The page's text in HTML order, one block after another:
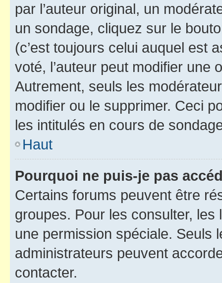
par l’auteur original, un
un sondage, cliquez sur le
(c’est toujours celui auquel est
voté, l’auteur peut modifier une
Autrement, seuls les
modifier ou le supprimer. Ceci
les intitulés en cours de
Haut
Pourquoi ne puis-je pas
Certains forums peuvent être
groupes. Pour les consulter,
une permission spéciale. Seuls
administrateurs peuvent
contacter.